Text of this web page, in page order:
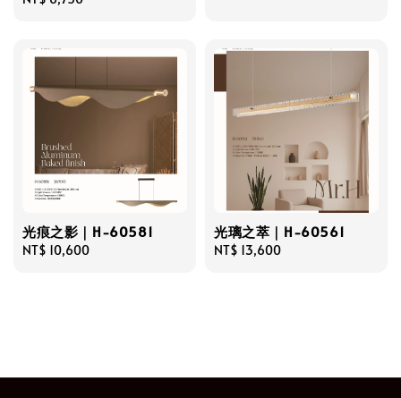
光痕之影｜H-60581
Regular
NT$ 10,600
光璃之萃｜H-60561
Regular
NT$ 13,600